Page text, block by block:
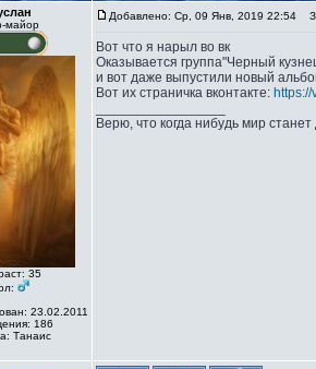
майор
35
23.02.2011
186
Танаис
Добавлено: Ср, 09 Янв, 2019 22:54
Вот что я нарыл во вк
Оказывается группа"Черный
и вот даже выпустили новый
Вот их страничка вконтакте:
Верю, что когда нибудь мир